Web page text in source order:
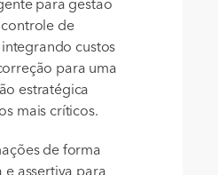
de
custos
para uma
estratégica
mais críticos.
de forma